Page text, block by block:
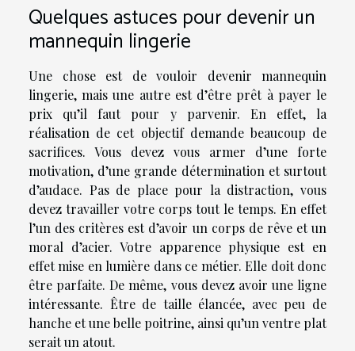
Quelques astuces pour devenir un
mannequin lingerie
Une chose est de vouloir devenir mannequin
lingerie, mais une autre est d’être prêt à payer le
prix qu’il faut pour y parvenir. En effet, la
réalisation de cet objectif demande beaucoup de
sacrifices. Vous devez vous armer d’une forte
motivation, d’une grande détermination et surtout
d’audace. Pas de place pour la distraction, vous
devez travailler votre corps tout le temps. En effet
l’un des critères est d’avoir un corps de rêve et un
moral d’acier. Votre apparence physique est en
effet mise en lumière dans ce métier. Elle doit donc
être parfaite. De même, vous devez avoir une ligne
intéressante. Être de taille élancée, avec peu de
hanche et une belle poitrine, ainsi qu’un ventre plat
serait un atout.